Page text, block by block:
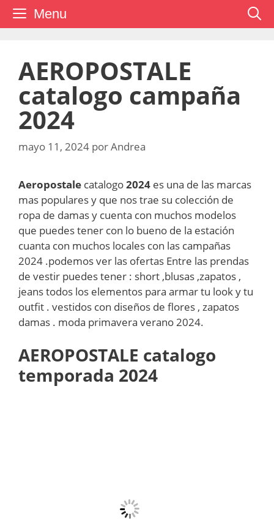
Saltar Menu
AEROPOSTALE
catalogo campaña
2024
mayo 11, 2024 porAndrea
Aeropostale catalogo2024 es una de las marcas
mas populares y que nos trae su colección de
ropa de damas y cuenta con muchos modelos
que puedes tener con lo bueno de la estación
cuanta con muchos locales con las campañas
2024 .podemos ver las ofertas Entre las prendas
de vestir puedes tener : short ,blusas ,zapatos ,
jeans todos los elementos para armar tu look y tu
outfit . vestidos con diseños de flores , zapatos
damas . moda primavera verano 2024.
AEROPOSTALE catalogo
temporada 2024